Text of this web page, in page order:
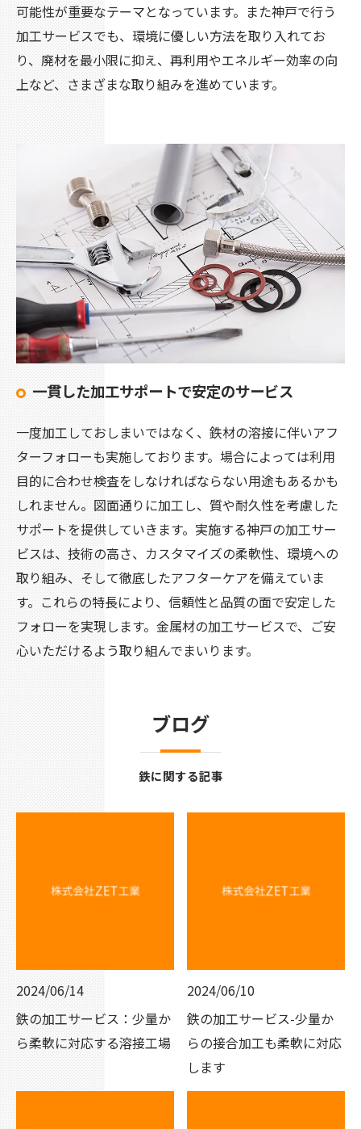
可能性が重要なテーマとなっています。また神戸で行う
加工サービスでも、環境に優しい方法を取り入れてお
り、廃材を最小限に抑え、再利用やエネルギー効率の向
上など、さまざまな取り組みを進めています。
一貫した加工サポートで安定のサービス
一度加工しておしまいではなく、鉄材の溶接に伴いアフ
ターフォローも実施しております。場合によっては利用
目的に合わせ検査をしなければならない用途もあるかも
しれません。図面通りに加工し、質や耐久性を考慮した
サポートを提供していきます。実施する神戸の加工サー
ビスは、技術の高さ、カスタマイズの柔軟性、環境への
取り組み、そして徹底したアフターケアを備えていま
す。これらの特長により、信頼性と品質の面で安定した
フォローを実現します。金属材の加工サービスで、ご安
心いただけるよう取り組んでまいります。
ブログ
鉄に関する記事
2024/06/14
鉄の加工サービス：少量か
ら柔軟に対応する溶接工場
2024/06/10
鉄の加工サービス-少量か
らの接合加工も柔軟に対応
します